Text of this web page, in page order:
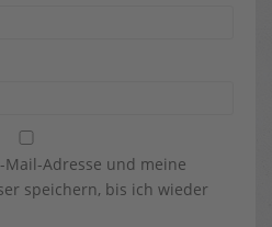
Adresse und meine
speichern, bis ich wieder